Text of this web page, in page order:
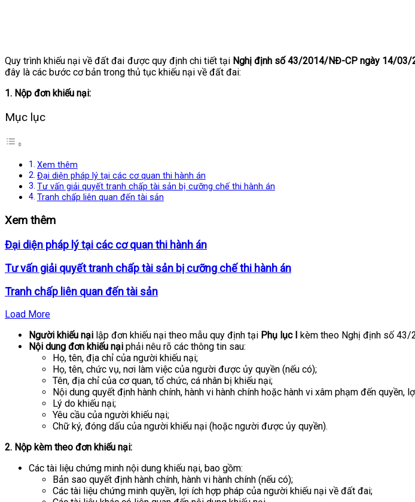
Quy trình khiếu nại về đất đai được quy định chi tiết tại Nghị định số 43/2014/NĐ-CP ngày 14/03/
đây là các bước cơ bản trong thủ tục khiếu nại về đất đai:
1. Nộp đơn khiếu nại:
Mục lục
Xem thêm
Đại diện pháp lý tại các cơ quan thi hành án
Tư vấn giải quyết tranh chấp tài sản bị cưỡng chế thi hành án
Tranh chấp liên quan đến tài sản
Xem thêm
Đại diện pháp lý tại các cơ quan thi hành án
Tư vấn giải quyết tranh chấp tài sản bị cưỡng chế thi hành án
Tranh chấp liên quan đến tài sản
Load More
Người khiếu nại lập đơn khiếu nại theo mẫu quy định tại Phụ lục I kèm theo Nghị định số 43/
Nội dung đơn khiếu nại phải nêu rõ các thông tin sau:
Họ, tên, địa chỉ của người khiếu nại;
Họ, tên, chức vụ, nơi làm việc của người được ủy quyền (nếu có);
Tên, địa chỉ của cơ quan, tổ chức, cá nhân bị khiếu nại;
Nội dung quyết định hành chính, hành vi hành chính hoặc hành vi xâm phạm đến quyền,
Lý do khiếu nại;
Yêu cầu của người khiếu nại;
Chữ ký, đóng dấu của người khiếu nại (hoặc người được ủy quyền).
2. Nộp kèm theo đơn khiếu nại:
Các tài liệu chứng minh nội dung khiếu nại, bao gồm:
Bản sao quyết định hành chính, hành vi hành chính (nếu có);
Các tài liệu chứng minh quyền, lợi ích hợp pháp của người khiếu nại về đất đai;